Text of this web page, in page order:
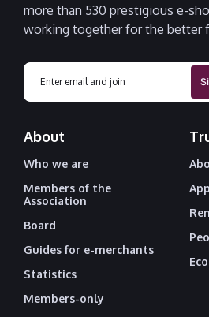
more than 530 prestigious e-
working together for the better
About
Who we are
Members of the
Association
Board
Guides for e-merchants
Statistics
Members-only